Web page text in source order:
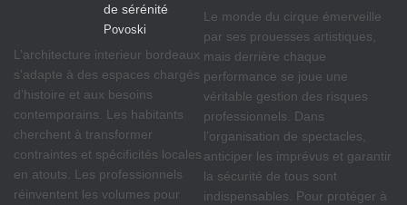
de sérénité
Povoski
L’architecture interieur bordeaux
s’adapte à des espaces chargés
d’histoire et aux besoins
contemporains. Les habitants
cherchent à transformer
contraintes et spécificités locales
en atouts. Les professionnels
réinventent les volumes pour
Le monde du cirque émerveille
par ses prouesses artistiques,
mais derrière chaque
performance se joue une
véritable gestion des risques
professionnels. Dans
l’organisation de spectacles,
anticiper les imprévus et garantir
la sécurité de tous sont
indispensables. Pour protéger à